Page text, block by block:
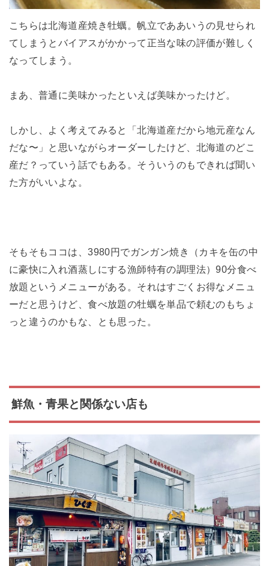
こちらは北海道産焼き牡蠣。帆立でああいうの見せられ
てしまうとバイアスがかかって正当な味の評価が難しく
なってしまう。
まあ、普通に美味かったといえば美味かったけど。
しかし、よく考えてみると「北海道産だから地元産なん
だな〜」と思いながらオーダーしたけど、北海道のどこ
産だ？っていう話でもある。そういうのもできれば聞い
た方がいいよな。
そもそもココは、3980円でガンガン焼き（カキを缶の中
に豪快に入れ酒蒸しにする漁師特有の調理法）90分食べ
放題というメニューがある。それはすごくお得なメニュ
ーだと思うけど、食べ放題の牡蠣を単品で頼むのもちょ
っと違うのかもな、とも思った。
鮮魚・青果と関係ない店も